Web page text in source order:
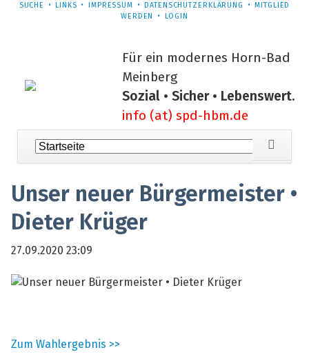
NAVIGATION
SUCHE LINKS IMPRESSUM DATENSCHUTZERKLÄRUNG
MITGLIED
WERDEN
LOGIN
Für ein modernes Horn-Bad
Meinberg
Sozial • Sicher • Lebenswert.
info (at) spd-hbm.de
Navigation
überspringen
Unser neuer Bürgermeister •
Dieter Krüger
27.09.2020 23:09
Zum Wahlergebnis >>